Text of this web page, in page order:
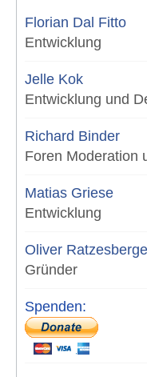
Florian Dal Fitto
Entwicklung
Jelle Kok
Entwicklung und
Richard Binder
Foren Moderation
Matias Griese
Entwicklung
Oliver
Gründer
Spenden: